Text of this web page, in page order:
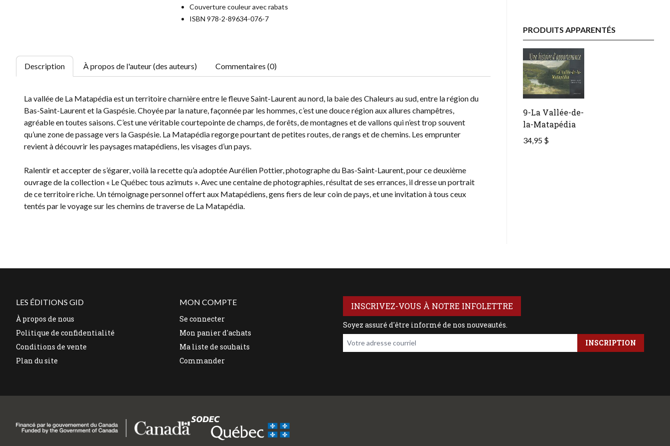
Couverture couleur avec rabats
ISBN 978-2-89634-076-7
Description À propos de l'auteur (des auteurs) Commentaires (0)
La vallée de La Matapédia est un territoire charnière entre le fleuve Saint-Laurent au nord, la baie des Chaleurs au sud, entre la région du
Bas-Saint-Laurent et la Gaspésie. Choyée par la nature, façonnée par les hommes, c’est une douce région aux allures champêtres,
agréable en toutes saisons. C’est une véritable courtepointe de champs, de forêts, de montagnes et de vallons qui n’est trop souvent
qu’une zone de passage vers la Gaspésie. La Matapédia regorge pourtant de petites routes, de rangs et de chemins. Les emprunter
revient à découvrir les paysages matapédiens, les visages d’un pays.
Ralentir et accepter de s’égarer, voilà la recette qu’a adoptée Aurélien Pottier, photographe du Bas-Saint-Laurent, pour ce deuxième
ouvrage de la collection « Le Québec tous azimuts ». Avec une centaine de photographies, résultat de ses errances, il dresse un portrait
de ce territoire riche. Un témoignage personnel offert aux Matapédiens, gens fiers de leur coin de pays, et une invitation à tous ceux
tentés par le voyage sur les chemins de traverse de La Matapédia.
PRODUITS APPARENTÉS
9-La Vallée-de-
la-Matapédia
34,95 $
LES ÉDITIONS GID
À propos de nous
Politique de confidentialité
Conditions de vente
Plan du site
MON COMPTE
Se connecter
Mon panier d'achats
Ma liste de souhaits
Commander
INSCRIVEZ-VOUS À NOTRE INFOLETTRE
Soyez assuré d'être informé de nos nouveautés.
Votre adresse courriel